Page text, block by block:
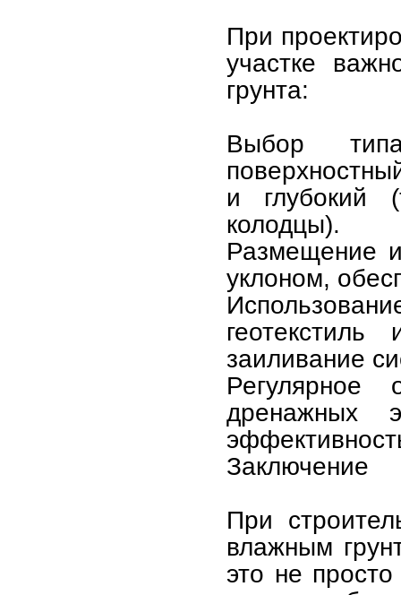
При
участке
грунта:
Выбор
и глубокий
колодцы).
Размещение
уклоном,
заиливание
Регулярное
дренажных
Заключение
При
влажным
это не